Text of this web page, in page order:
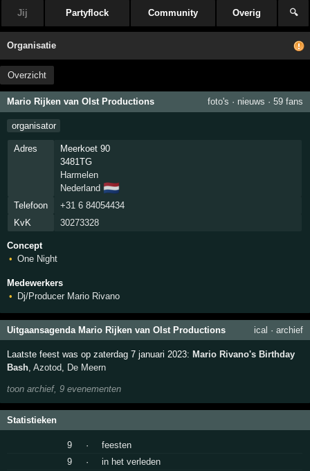
Jij Partyflock Community Overig 🔍
Organisatie
Overzicht
Mario Rijken van Olst Productions foto's · nieuws · 59 fans
organisator
Adres
Meerkoet 90
3481TG
Harmelen
Nederland 🇳🇱
Telefoon
+31 6 84054434
KvK
30273328
Concept
One Night
Medewerkers
Dj/Producer Mario Rivano
Uitgaansagenda Mario Rijken van Olst Productions ical · archief
Laatste feest was op zaterdag 7 januari 2023:Mario Rivano's Birthday
Bash ,Azotod De Meern
toon archief, 9 evenementen
Statistieken
9 ·
feesten
9
·
in het verleden